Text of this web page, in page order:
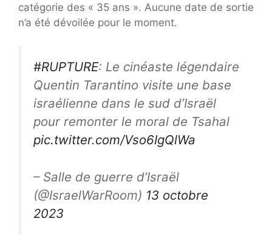
catégorie des « 35 ans ». Aucune date de sortie
n’a été dévoilée pour le moment.
#RUPTURE: Le cinéaste légendaire
Quentin Tarantino visite une base
israélienne dans le sud d’Israël
pour remonter le moral de Tsahal
pic.twitter.com/Vso6IgQlWa
– Salle de guerre d’Israël
(@IsraelWarRoom) 13 octobre
2023